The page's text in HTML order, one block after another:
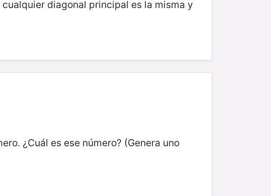
diagonal principal es la misma y
¿Cuál es ese número? (Genera uno